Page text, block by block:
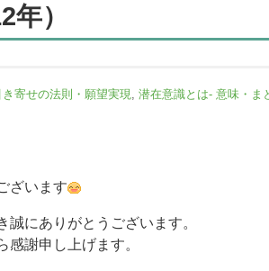
）
き寄せの法則・願望実現 潜在意識とは- 意味・ま
ざいます
にありがとうございます。
謝申し上げます。